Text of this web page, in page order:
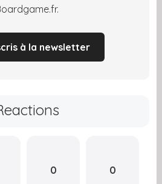
à la newsletter
0 0